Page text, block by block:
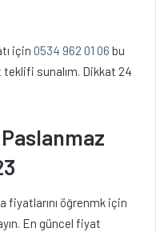
için 0534 962 01 06 bu
teklifi sunalım. Dikkat 24
fiyatlarını öğrenmk için
En güncel fiyat